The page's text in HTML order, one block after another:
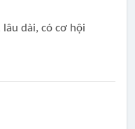
dài, có cơ hội